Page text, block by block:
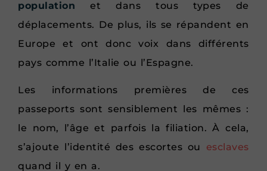
population et dans tous types de
déplacements. De plus, ils se répandent en
Europe et ont donc voix dans différents
pays comme l’Italie ou l’Espagne.
Les informations premières de ces
passeports sont sensiblement les mêmes :
le nom, l’âge et parfois la filiation. À cela,
s’ajoute l’identité des escortes ou esclaves
quand il y en a.